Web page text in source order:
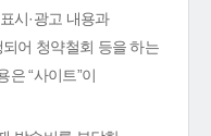
시·광고 내용과
어 청약철회 등을 하는
은 “사이트”이